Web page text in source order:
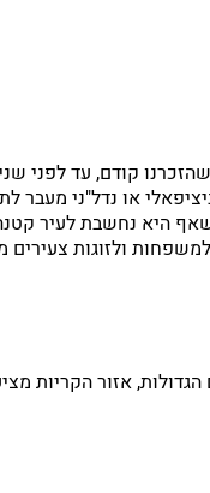
קודם, עד לפני
או נדל"ני מעבר
היא נחשבת לעיר
ולזוגות
אזור הקריות